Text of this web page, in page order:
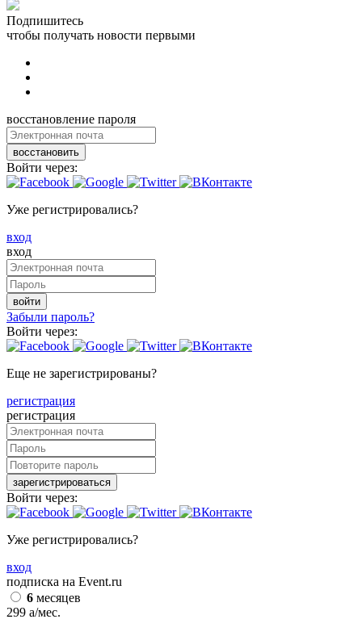
Подпишитесь
чтобы получать новости первыми
восстановление пароля
восстановить
Войти через:
Уже регистрировались?
вход
вход
войти
Забыли пароль?
Войти через:
Еще не зарегистрированы?
регистрация
регистрация
зарегистрироваться
Войти через:
Уже регистрировались?
вход
подписка на Event.ru
6 месяцев
299 a/мес.